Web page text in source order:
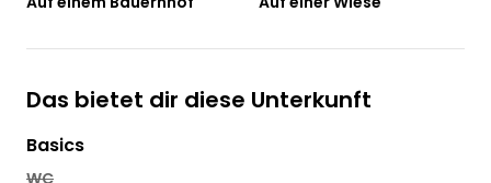
Das bietet dir diese Unterkunft
Basics
WC